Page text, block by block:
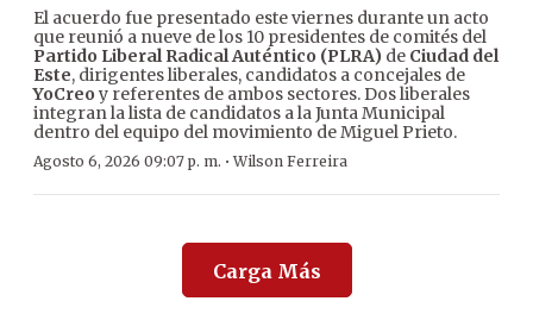
El acuerdo fue presentado este viernes durante un acto
que reunió a nueve de los 10 presidentes de comités del
Partido Liberal Radical Auténtico (PLRA) de Ciudad del
Este, dirigentes liberales, candidatos a concejales de
YoCreo y referentes de ambos sectores. Dos liberales
integran la lista de candidatos a la Junta Municipal
dentro del equipo del movimiento de Miguel Prieto.
Agosto 6, 2026 09:07 p. m. ·Wilson Ferreira
Carga Más